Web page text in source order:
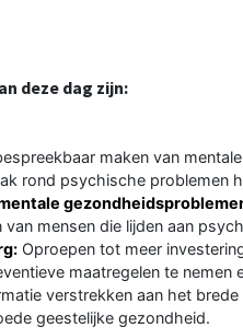
deze dag zijn:
maken van
rond psychische problemen
mensen die lijden aan
Oproepen tot meer
maatregelen te nemen
verstrekken aan het
geestelijke gezondheid.